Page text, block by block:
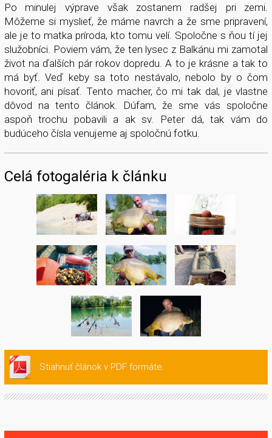
Po minulej výprave však zostanem radšej pri zemi.
Môžeme si myslieť, že máme navrch a že sme pripravení,
ale je to matka príroda, kto tomu velí. Spoločne s ňou tí jej
služobníci. Poviem vám, že ten lysec z Balkánu mi zamotal
život na ďalších pár rokov dopredu. A to je krásne a tak to
má byť. Veď keby sa toto nestávalo, nebolo by o čom
hovoriť, ani písať. Tento macher, čo mi tak dal, je vlastne
dôvod na tento článok. Dúfam, že sme vás spoločne
aspoň trochu pobavili a ak sv. Peter dá, tak vám do
budúceho čísla venujeme aj spoločnú fotku.
Celá fotogaléria k článku
Stiahnuť článok v PDF formáte.